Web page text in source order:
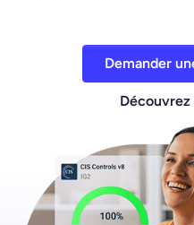
Demander
Découvrez